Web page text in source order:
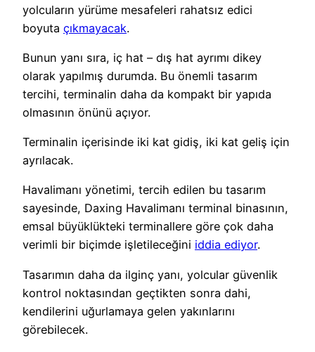
yolcuların yürüme mesafeleri rahatsız edici
boyuta çıkmayacak.
Bunun yanı sıra, iç hat – dış hat ayrımı dikey
olarak yapılmış durumda. Bu önemli tasarım
tercihi, terminalin daha da kompakt bir yapıda
olmasının önünü açıyor.
Terminalin içerisinde iki kat gidiş, iki kat geliş için
ayrılacak.
Havalimanı yönetimi, tercih edilen bu tasarım
sayesinde, Daxing Havalimanı terminal binasının,
emsal büyüklükteki terminallere göre çok daha
verimli bir biçimde işletileceğini iddia ediyor.
Tasarımın daha da ilginç yanı, yolcular güvenlik
kontrol noktasından geçtikten sonra dahi,
kendilerini uğurlamaya gelen yakınlarını
görebilecek.